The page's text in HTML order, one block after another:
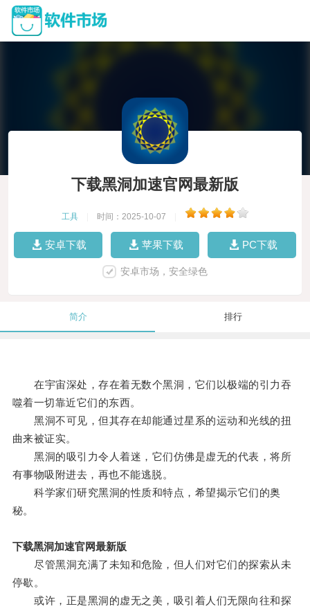
下载黑洞加速官网最新版
工具 时间：2025-10-07
安卓下载 苹果下载 PC下载
安卓市场，安全绿色
简介 排行
在宇宙深处，存在着无数个黑洞，它们以极端的引力吞
噬着一切靠近它们的东西。
黑洞不可见，但其存在却能通过星系的运动和光线的扭
曲来被证实。
黑洞的吸引力令人着迷，它们仿佛是虚无的代表，将所
有事物吸附进去，再也不能逃脱。
科学家们研究黑洞的性质和特点，希望揭示它们的奥
秘。
下载黑洞加速官网最新版
尽管黑洞充满了未知和危险，但人们对它们的探索从未
停歇。
或许，正是黑洞的虚无之美，吸引着人们无限向往和探